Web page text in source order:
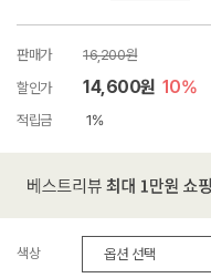
판매가
16,200원
할인가
14,600원 10%
적립금 1%
색상